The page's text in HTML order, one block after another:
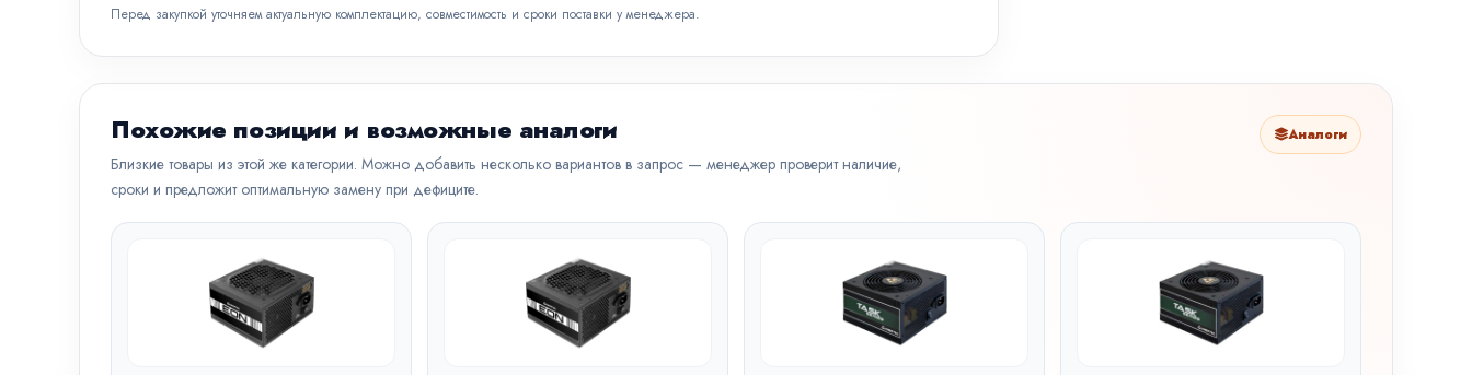
Перед закупкой уточняем актуальную комплектацию, совместимость и сроки поставки у менеджера.
Похожие позиции и возможные аналоги
Близкие товары из этой же категории. Можно добавить несколько вариантов в запрос — менеджер проверит наличие,
сроки и предложит оптимальную замену при дефиците.
Аналоги